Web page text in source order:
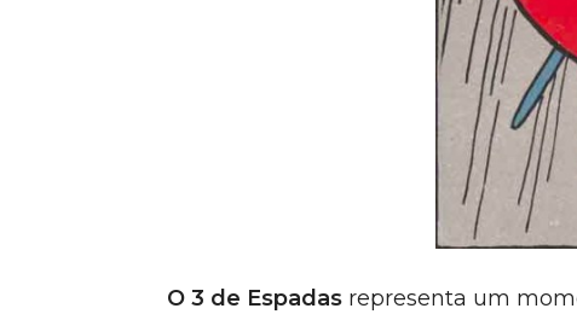
O 3 de Espadas representa um